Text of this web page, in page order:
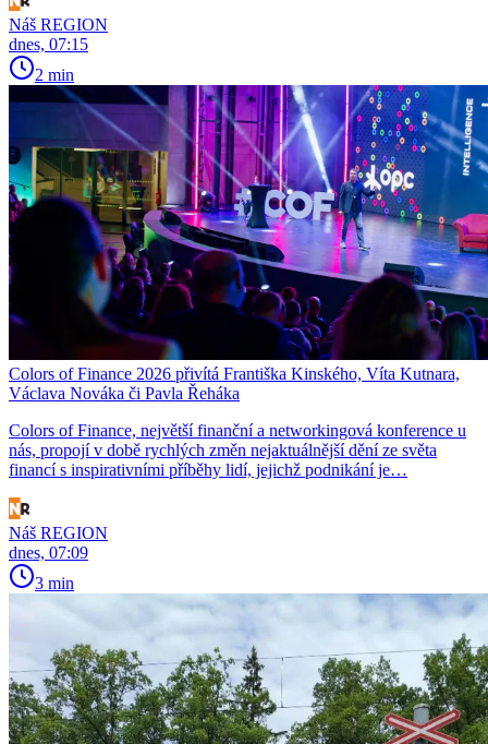
Náš REGION
dnes, 07:15
2 min
Colors of Finance 2026 přivítá Františka Kinského, Víta Kutnara,
Václava Nováka či Pavla Řeháka
Colors of Finance, největší finanční a networkingová konference u
nás, propojí v době rychlých změn nejaktuálnější dění ze světa
financí s inspirativními příběhy lidí, jejichž podnikání je…
Náš REGION
dnes, 07:09
3 min